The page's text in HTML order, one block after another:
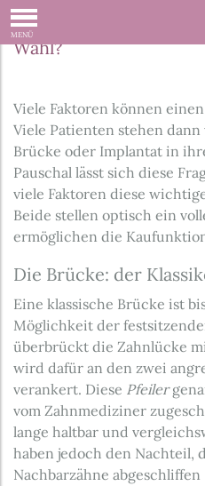
MENÜ
Brücke oder
Wahl?
Viele Faktoren können
Viele Patienten stehen dann
Brücke oder Implantat in
Pauschal lässt sich diese
viele Faktoren diese
Beide stellen optisch ein
ermöglichen die
Die Brücke: der
Eine klassische Brücke ist
Möglichkeit der
überbrückt die Zahnlücke
wird dafür an den zwei
verankert. Diese Pfeiler
vom Zahnmediziner
lange haltbar und
haben jedoch den Nachteil,
Nachbarzähne